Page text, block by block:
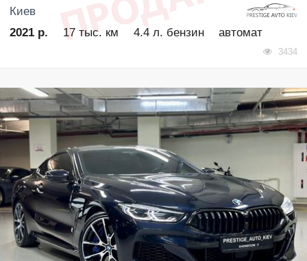
Киев
2021 р.
17 тыс. км 4.4 л. бензин автомат
3434